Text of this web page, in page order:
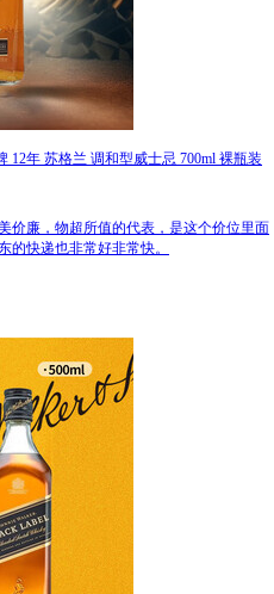
12年 苏格兰 调和型威士忌 700ml 裸瓶装
价廉，物超所值的代表，是这个价位里面
的快递也非常好非常快。